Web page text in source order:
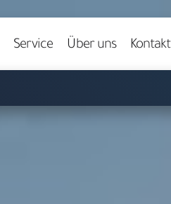
Service Über uns Kontakt
Video starten